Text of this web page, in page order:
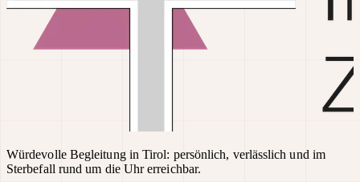
Würdevolle Begleitung in Tirol: persönlich, verlässlich und im
Sterbefall rund um die Uhr erreichbar.